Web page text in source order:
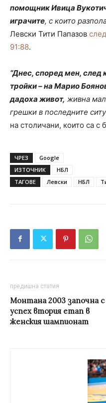
помощник Ивица
играчите, с които
Левски Тити Папазов
91:88.
“Днес, според мен, след
тройки – на Марио
дадоха живот, живна
грешки в последните
на столичани, които са с
ЧРЕЗ
Google
ИЗТОЧНИК
НБЛ
ТАГОВЕ
Левски НБЛ
предишна статия
Монтана 2003 започна с
успех втория етап в
женския шампионат